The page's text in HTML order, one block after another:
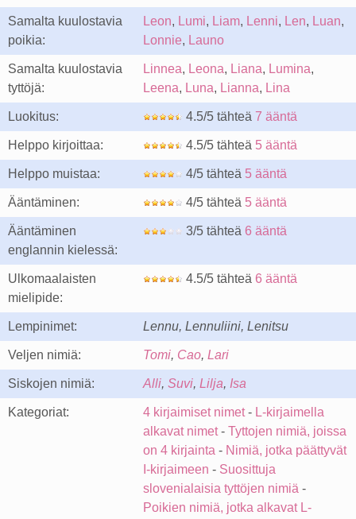
Samalta kuulostavia
poikia:
Leon, Lumi, Liam, Lenni, Len, Luan,
Lonnie, Launo
Samalta kuulostavia
tyttöjä:
Linnea, Leona, Liana, Lumina,
Leena, Luna, Lianna, Lina
Luokitus: 4.5/5 tähteä 7 ääntä
Helppo kirjoittaa: 4.5/5 tähteä 5 ääntä
Helppo muistaa: 4/5 tähteä 5 ääntä
Ääntäminen: 4/5 tähteä 5 ääntä
Ääntäminen
englannin kielessä:
3/5 tähteä 6 ääntä
Ulkomaalaisten
mielipide:
4.5/5 tähteä 6 ääntä
Lempinimet: Lennu, Lennuliini, Lenitsu
Veljen nimiä: Tomi, Cao, Lari
Siskojen nimiä: Alli, Suvi, Lilja, Isa
Kategoriat: 4 kirjaimiset nimet- L-kirjaimella
alkavat nimet- Tyttojen nimiä, joissa
on 4 kirjainta - Nimiä, jotka päättyvät
I-kirjaimeen - Suosittuja
slovenialaisia tyttöjen nimiä -
Poikien nimiä, jotka alkavat L-